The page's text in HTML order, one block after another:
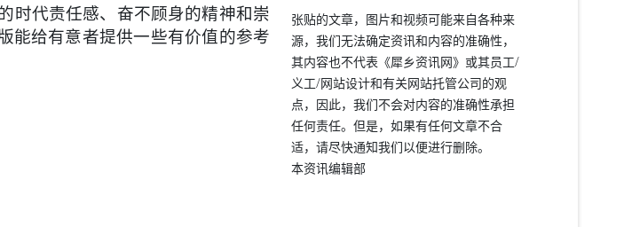
代责任感、奋不顾身的精神和崇
能给有意者提供一些有价值的参考
张贴的文章，图片和视频可能来自各种来
源，我们无法确定资讯和内容的准确性，
其内容也不代表《犀乡资讯网》或其员工/
义工/网站设计和有关网站托管公司的观
点，因此，我们不会对内容的准确性承担
任何责任。但是，如果有任何文章不合
适，请尽快通知我们以便进行删除。
本资讯编辑部